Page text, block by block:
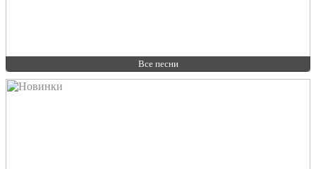
Все песни